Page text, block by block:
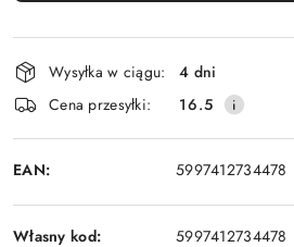
Dostępność
i
dostawa
Wysyłka w ciągu:
4 dni
Cena przesyłki:
16.5
EAN: 5997412734478
Własny kod: 5997412734478